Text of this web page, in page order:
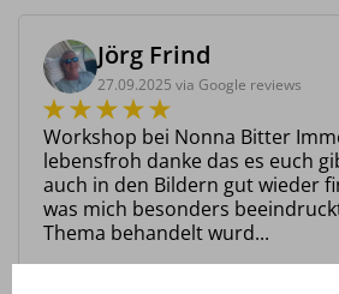
Jörg Frind
27.09.2025 via Google reviews
Workshop bei Nonna Bitter
lebensfroh danke das es euch
auch in den Bildern gut wieder
was mich besonders
Thema behandelt wurd...